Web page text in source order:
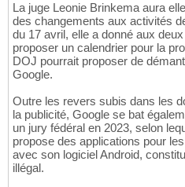
La juge Leonie Brinkema aura
des changements aux activités
du 17 avril, elle a donné aux
proposer un calendrier pour la
DOJ pourrait proposer de
Google.
Outre les revers subis dans les
la publicité, Google se bat
un jury fédéral en 2023, selon
propose des applications pour
avec son logiciel Android,
illégal.